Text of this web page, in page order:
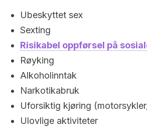
Ubeskyttet sex
Sexting
Risikabel oppførsel på
Røyking
Alkoholinntak
Narkotikabruk
Uforsiktig kjøring
Ulovlige aktiviteter